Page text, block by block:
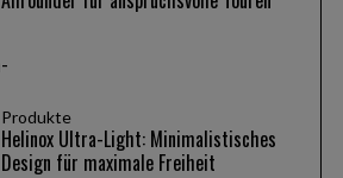
Produkte
Helinox Ultra-Light: Minimalistisches
Design für maximale Freiheit